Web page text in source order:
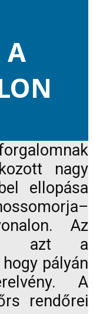
A
nagy
ellopása
Az
azt a
pályán
A
rendőrei